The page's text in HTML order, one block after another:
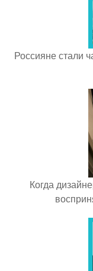
Россияне стали
Когда